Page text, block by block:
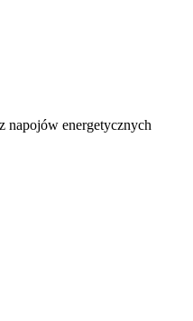
napojów energetycznych